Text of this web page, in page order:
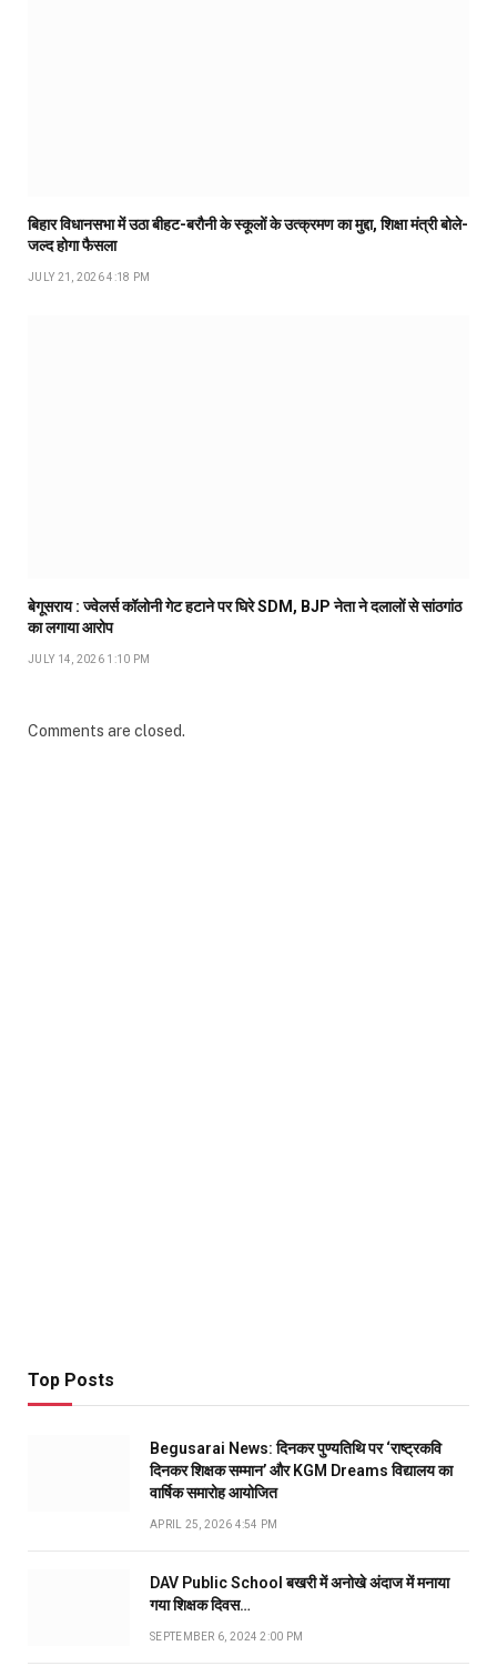
बिहार विधानसभा में उठा बीहट-बरौनी के स्कूलों के उत्क्रमण का मुद्दा, शिक्षा मंत्री बोले-
जल्द होगा फैसला
JULY 21, 2026 4:18 PM
बेगूसराय : ज्वेलर्स कॉलोनी गेट हटाने पर घिरे SDM, BJP नेता ने दलालों से सांठगांठ
का लगाया आरोप
JULY 14, 2026 1:10 PM
Comments are closed.
Top Posts
Begusarai News: दिनकर पुण्यतिथि पर ‘राष्ट्रकवि
दिनकर शिक्षक सम्मान’ और KGM Dreams विद्यालय का
वार्षिक समारोह आयोजित
APRIL 25, 2026 4:54 PM
DAV Public School बखरी में अनोखे अंदाज में मनाया
गया शिक्षक दिवस…
SEPTEMBER 6, 2024 2:00 PM